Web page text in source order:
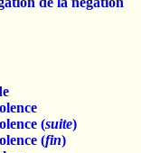
(suite)
(fin)